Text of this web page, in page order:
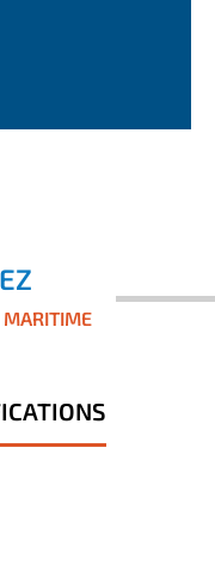
MARITIME